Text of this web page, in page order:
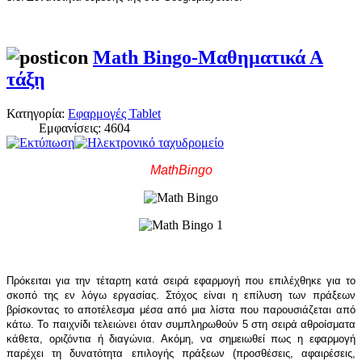
Math Bingo-Μαθηματικά Α
τάξη
Κατηγορία: Εφαρμογές Tablet
Εμφανίσεις: 4604
MathBingo
Πρόκειται για την τέταρτη κατά σειρά εφαρμογή που επιλέχθηκε για το
σκοπό της εν λόγω εργασίας. Στόχος είναι η επίλυση των πράξεων
βρίσκοντας το αποτέλεσμα μέσα από μια λίστα που παρουσιάζεται από
κάτω. Το παιχνίδι τελειώνει όταν συμπληρωθούν 5 στη σειρά αθροίσματα
κάθετα, οριζόντια ή διαγώνια. Ακόμη, να σημειωθεί πως η εφαρμογή
παρέχει τη δυνατότητα επιλογής πράξεων (προσθέσεις, αφαιρέσεις,